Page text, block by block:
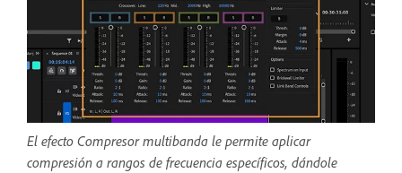
El efecto Compresor multibanda le permite aplicar
compresión a rangos de frecuencia específicos, dándole